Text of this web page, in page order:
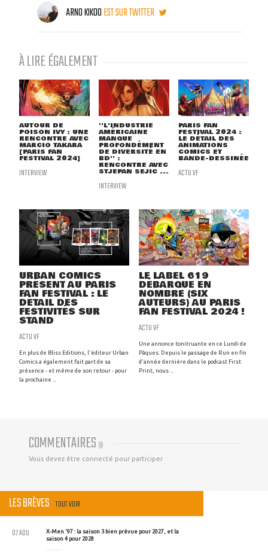
ARNO KIKOOEST SUR TWITTER
À LIRE ÉGALEMENT
AUTOUR DE
POISON IVY : UNE
RENCONTRE AVEC
MARCIO TAKARA
[PARIS FAN
FESTIVAL 2024]
INTERVIEW
''L'INDUSTRIE
AMÉRICAINE
MANQUE
PROFONDÉMENT
DE DIVERSITÉ EN
BD'' :
RENCONTRE AVEC
STJEPAN SEJIC ...
INTERVIEW
PARIS FAN
FESTIVAL 2024 :
LE DÉTAIL DES
ANIMATIONS
COMICS ET
BANDE-DESSINÉE
ACTU VF
URBAN COMICS
PRÉSENT AU PARIS
FAN FESTIVAL : LE
DÉTAIL DES
FESTIVITÉS SUR
STAND
ACTU VF
En plus de Bliss Editions, l'éditeur Urban
Comics a également fait part de sa
présence - et même de son retour - pour
la prochaine ...
LE LABEL 619
DÉBARQUE EN
NOMBRE (SIX
AUTEURS) AU PARIS
FAN FESTIVAL 2024 !
ACTU VF
Une annonce tonitruante en ce Lundi de
Pâques. Depuis le passage de Run en fin
d'année dernière dans le podcast First
Print, nous ...
COMMENTAIRES (0)
Vous devez être connecté pour participer
LES BRÈVES TOUT VOIR
X-Men '97 : la saison 3 bien prévue pour 2027, et la
saison 4 pour 2028
07 AOU